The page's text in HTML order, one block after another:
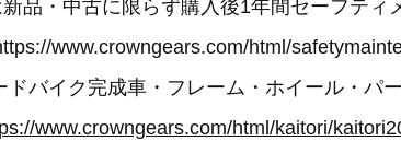
品・中古に限らず購入後1年間セーフティ
www.crowngears.com/html/
バイク完成車・フレーム・ホイール・パ
www.crowngears.com/html/kaitori/